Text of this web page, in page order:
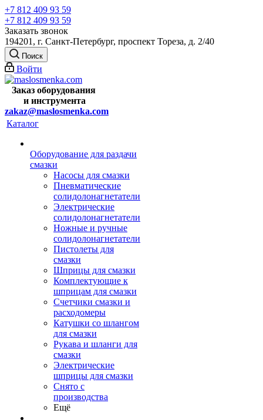
+7 812 409 93 59
+7 812 409 93 59
Заказать звонок
194201, г. Санкт-Петербург, проспект Тореза, д. 2/40
Поиск
Войти
Заказ оборудования
и инструмента
zakaz@maslosmenka.com
Каталог
Оборудование для раздачи
смазки
Насосы для смазки
Пневматические
солидолонагнетатели
Электрические
солидолонагнетатели
Ножные и ручные
солидолонагнетатели
Пистолеты для
смазки
Шприцы для смазки
Комплектующие к
шприцам для смазки
Счетчики смазки и
расходомеры
Катушки со шлангом
для смазки
Рукава и шланги для
смазки
Электрические
шприцы для смазки
Снято с
производства
Ещё